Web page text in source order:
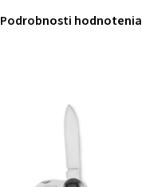
Podrobnosti hodnotenia